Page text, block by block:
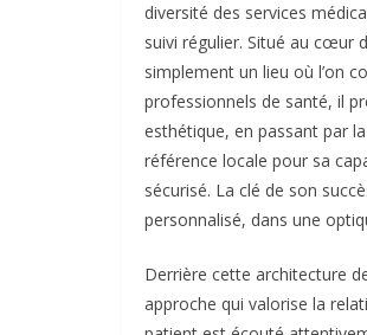
diversité des services
suivi régulier. Situé au cœur
simplement un lieu où l’on
professionnels de santé, il
esthétique, en passant par
référence locale pour sa
sécurisé. La clé de son
personnalisé, dans une
Derrière cette architecture
approche qui valorise la